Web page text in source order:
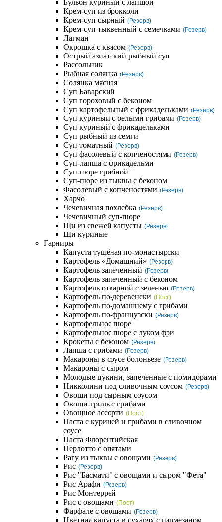
Бульон куриный с лапшой
Крем-суп из брокколи
Крем-суп сырный (Резерв)
Крем-суп тыквенный с семечками (Резерв)
Лагман
Окрошка с квасом (Резерв)
Острый азиатский рыбный суп
Рассольник
Рыбная солянка (Резерв)
Солянка мясная
Суп Баварский
Суп гороховый с беконом
Суп картофельный с фрикадельками (Резерв)
Суп куриный с белыми грибами (Резерв)
Суп куриный с фрикадельками
Суп рыбный из семги
Суп томатный (Резерв)
Суп фасолевый с копченостями (Резерв)
Суп-лапша с фрикадельми
Суп-пюре грибной
Суп-пюре из тыквы с беконом
Фасолевый с копченостями (Резерв)
Харчо
Чечевичная похлебка (Резерв)
Чечевичный суп-пюре
Щи из свежей капусты (Резерв)
Щи куриные
Гарниры
Капуста тушёная по-монастырски
Картофель «Домашний» (Резерв)
Картофель запеченный (Резерв)
Картофель запеченный с беконом
Картофель отварной с зеленью (Резерв)
Картофель по-деревенски (Пост)
Картофель по-домашнему с грибами
Картофель по-французски (Резерв)
Картофельное пюре
Картофельное пюре с луком фри
Крокеты с беконом (Резерв)
Лапша с грибами (Резерв)
Макароны в соусе болоньезе (Резерв)
Макароны с сыром
Молодые цукини, запеченные с помидорами
Никколини под сливочным соусом (Резерв)
Овощи под сырным соусом
Овощи-гриль с грибами
Овощное ассорти (Пост)
Паста с курицей и грибами в сливочном
соусе
Паста Флорентийская
Перлотто с опятами
Рагу из тыквы с овощами (Резерв)
Рис (Резерв)
Рис "Басмати" с овощами и сыром "Фета"
Рис Арафи (Резерв)
Рис Монтеррей
Рис с овощами (Пост)
Фарфале с овощами (Резерв)
Цветная капуста в сухарях с пармезаном